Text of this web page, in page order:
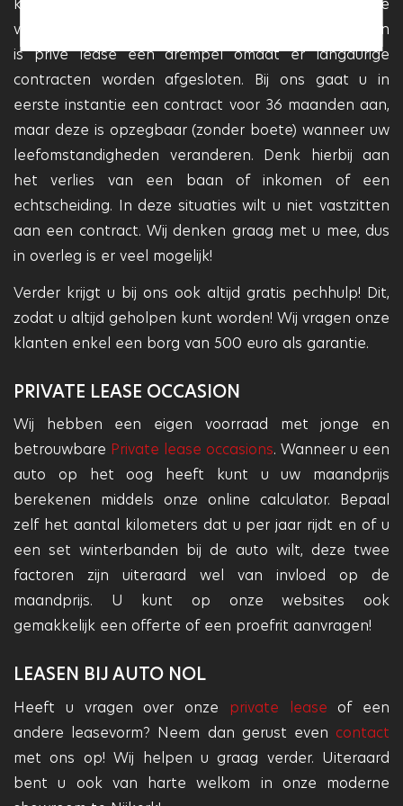
voorwaarden aan bij Private lease. Voor veel mensen
is privé lease een drempel omdat er langdurige
contracten worden afgesloten. Bij ons gaat u in
eerste instantie een contract voor 36 maanden aan,
maar deze is opzegbaar (zonder boete) wanneer uw
leefomstandigheden veranderen. Denk hierbij aan
het verlies van een baan of inkomen of een
echtscheiding. In deze situaties wilt u niet vastzitten
aan een contract. Wij denken graag met u mee, dus
in overleg is er veel mogelijk!
Verder krijgt u bij ons ook altijd gratis pechhulp! Dit,
zodat u altijd geholpen kunt worden! Wij vragen onze
klanten enkel een borg van 500 euro als garantie.
PRIVATE LEASE OCCASION
Wij hebben een eigen voorraad met jonge en
betrouwbare Private lease occasions. Wanneer u een
auto op het oog heeft kunt u uw maandprijs
berekenen middels onze online calculator. Bepaal
zelf het aantal kilometers dat u per jaar rijdt en of u
een set winterbanden bij de auto wilt, deze twee
factoren zijn uiteraard wel van invloed op de
maandprijs. U kunt op onze websites ook
gemakkelijk een offerte of een proefrit aanvragen!
LEASEN BIJ AUTO NOL
Heeft u vragen over onze private lease of een
andere leasevorm? Neem dan gerust even contact
met ons op! Wij helpen u graag verder. Uiteraard
bent u ook van harte welkom in onze moderne